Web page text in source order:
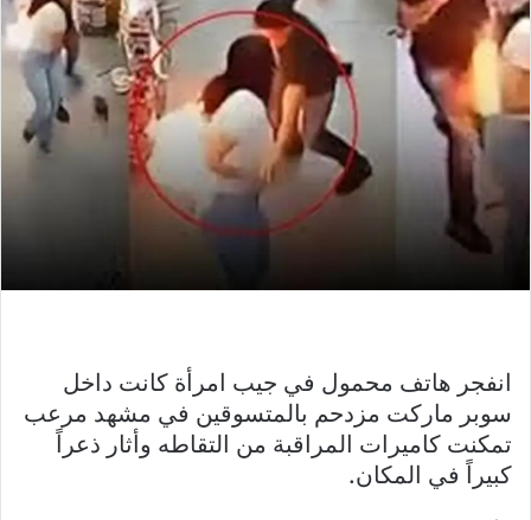
انفجر هاتف محمول في جيب امرأة كانت داخل
سوبر ماركت مزدحم بالمتسوقين في مشهد مرعب
تمكنت كاميرات المراقبة من التقاطه وأثار ذعراً
كبيراً في المكان.